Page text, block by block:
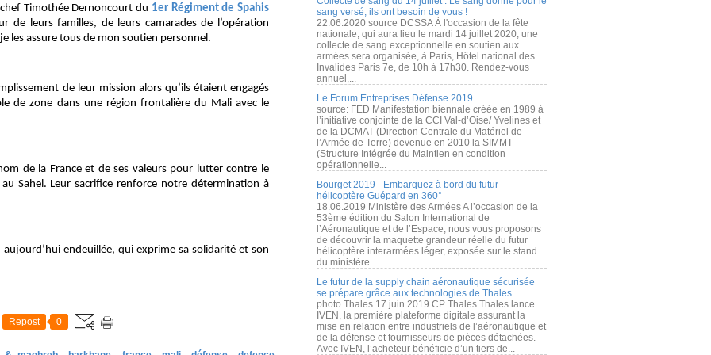
Timothée Dernoncourt du 1er Régiment de Spahis
de leurs familles, de leurs camarades de l’opération
les assure tous de mon soutien personnel.
de leur mission alors qu’ils étaient engagés
de zone dans une région frontalière du Mali avec le
de la France et de ses valeurs pour lutter contre le
Sahel. Leur sacrifice renforce notre détermination à
endeuillée, qui exprime sa solidarité et son
Repost 0
sang versé, ils ont besoin de vous !
22.06.2020 source DCSSA À l'occasion de la fête
nationale, qui aura lieu le mardi 14 juillet 2020, une
collecte de sang exceptionnelle en soutien aux
armées sera organisée, à Paris, Hôtel national des
Invalides Paris 7e, de 10h à 17h30. Rendez-vous
annuel,...
Le Forum Entreprises Défense 2019
source: FED Manifestation biennale créée en 1989 à
l’initiative conjointe de la CCI Val-d’Oise/ Yvelines et
de la DCMAT (Direction Centrale du Matériel de
l’Armée de Terre) devenue en 2010 la SIMMT
(Structure Intégrée du Maintien en condition
opérationnelle...
Bourget 2019 - Embarquez à bord du futur
hélicoptère Guépard en 360°
18.06.2019 Ministère des Armées A l’occasion de la
53ème édition du Salon International de
l’Aéronautique et de l’Espace, nous vous proposons
de découvrir la maquette grandeur réelle du futur
hélicoptère interarmées léger, exposée sur le stand
du ministère...
Le futur de la supply chain aéronautique sécurisée
se prépare grâce aux technologies de Thales
photo Thales 17 juin 2019 CP Thales Thales lance
IVEN, la première plateforme digitale assurant la
mise en relation entre industriels de l’aéronautique et
de la défense et fournisseurs de pièces détachées.
Avec IVEN, l’acheteur bénéficie d’un tiers de...